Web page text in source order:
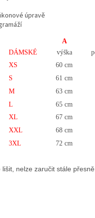
úpravě
A
DÁMSKÉ
výška
XS
60 cm
S
61 cm
M
63 cm
L
65 cm
XL
67 cm
XXL
68 cm
3XL
72 cm
nelze zaručit stále